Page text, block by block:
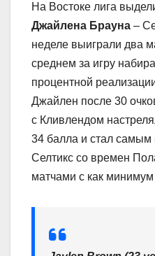
На Востоке лига
Джайлена Брауна –
неделе выиграли два
среднем за игру
процентной
Джайлен после 30
с Кливлендом
34 балла и стал
Селтикс со времен
матчами с как